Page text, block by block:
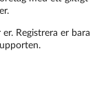
Registrera er bara